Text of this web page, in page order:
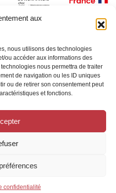
aux
nous utilisons des technologies
ou accéder aux informations des
nous permettra de traiter
de navigation ou les ID uniques
ou de retirer son consentement peut
et fonctions.
confidentialité
Luciole Digitale